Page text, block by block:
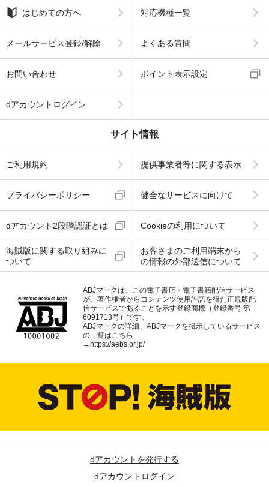
はじめての方へ 対応機種一覧
メールサービス登録/解除 よくある質問
お問い合わせ ポイント表示設定
dアカウントログイン
サイト情報
ご利用規約 提供事業者等に関する表示
プライバシーポリシー 健全なサービスに向けて
dアカウント2段階認証とは Cookieの利用について
海賊版に関する取り組みに
ついて
お客さまのご利用端末から
の情報の外部送信について
ABJマークは、この電子書店・電子書籍配信サービス
が、著作権者からコンテンツ使用許諾を得た正規版配
信サービスであることを示す登録商標（登録番号 第
6091713号）です。
ABJマークの詳細、ABJマークを掲示しているサービス
の一覧はこちら
→ https://aebs.or.jp/
dアカウントを発行する
dアカウントログイン